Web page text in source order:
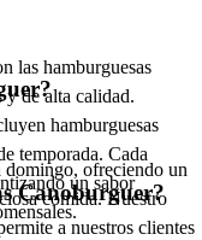
las hamburguesas
y de alta calidad.
hamburguesas
temporada. Cada
un sabor
domingo, ofreciendo un
comida. Nuestro
a nuestros clientes
Canoburguer?